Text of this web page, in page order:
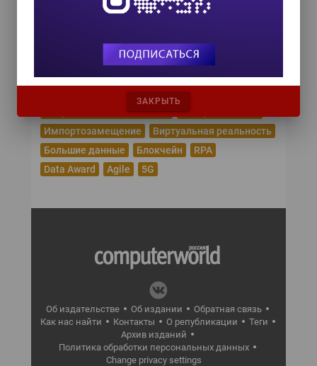
Эпидемия коронавируса
Робототехника
Облачные сервисы
Кибербезопасность
Искусственный интеллект
Интернет вещей
Импортозамещение
Виртуальная реальность
Большие данные
Блокчейн
RPA
Data Award
Agile 5G
Об издательстве Об издании
Обратная связь
Как нас найти
Контакты О републикации
Теги
Архив изданий
Политика обработки персональных данных
Change privacy settings
ЗАКРЫТЬ